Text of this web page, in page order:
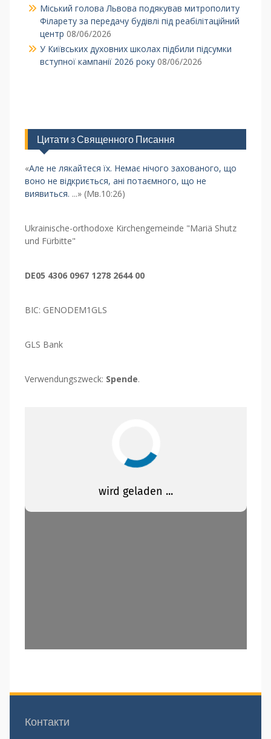
Міський голова Львова подякував митрополиту
Філарету за передачу будівлі під реабілітаційний
центр 08/06/2026
У Київських духовних школах підбили підсумки
вступної кампанії 2026 року 08/06/2026
Цитати з Священного Писання
«Але не лякайтеся їх. Немає нічого захованого, що
воно не відкриється, ані потаємного, що не
виявиться. ...» (Мв.10:26)
Ukrainische-orthodoxe Kirchengemeinde "Mariä Shutz
und Fürbitte"
DE05 4306 0967 1278 2644 00
BIC: GENODEM1GLS
GLS Bank
Verwendungszweck: Spende.
Контакти